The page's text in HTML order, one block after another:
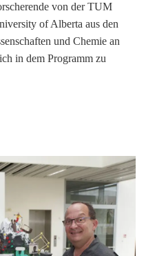
von der TUM
of Alberta aus den
und Chemie an
in dem Programm zu